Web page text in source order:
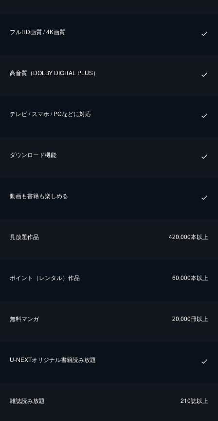
フルHD画質 / 4K画質
⾼⾳質（DOLBY DIGITAL PLUS）
テレビ / スマホ / PCなどに対応
ダウンロード機能
動画も書籍も楽しめる
⾒放題作品 420,000本以上
ポイント（レンタル）作品 60,000本以上
無料マンガ 20,000冊以上
U-NEXTオリジナル書籍読み放題
雑誌読み放題 210誌以上